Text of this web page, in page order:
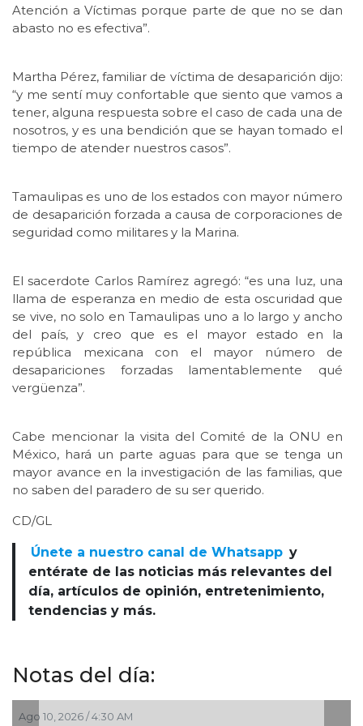
Atención a Víctimas porque parte de que no se dan
abasto no es efectiva”.
Martha Pérez, familiar de víctima de desaparición dijo:
“y me sentí muy confortable que siento que vamos a
tener, alguna respuesta sobre el caso de cada una de
nosotros, y es una bendición que se hayan tomado el
tiempo de atender nuestros casos”.
Tamaulipas es uno de los estados con mayor número
de desaparición forzada a causa de corporaciones de
seguridad como militares y la Marina.
El sacerdote Carlos Ramírez agregó: “es una luz, una
llama de esperanza en medio de esta oscuridad que
se vive, no solo en Tamaulipas uno a lo largo y ancho
del país, y creo que es el mayor estado en la
república mexicana con el mayor número de
desapariciones forzadas lamentablemente qué
vergüenza”.
Cabe mencionar la visita del Comité de la ONU en
México, hará un parte aguas para que se tenga un
mayor avance en la investigación de las familias, que
no saben del paradero de su ser querido.
CD/GL
Únete a nuestro canal de Whatsapp y
entérate de las noticias más relevantes del
día, artículos de opinión, entretenimiento,
tendencias y más.
Notas del día:
AM